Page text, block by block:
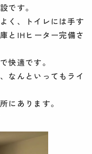
です。
く、トイレには手す
とIHヒーター完備さ
快適です。
なんといってもライ
にあります。